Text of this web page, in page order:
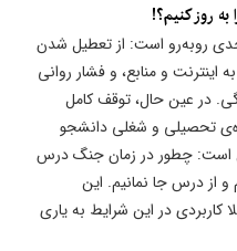
روز کنیم؟!
روبه‌رو است: از تعطیل شدن
و منابع، و فشار روانی
در عین حال، توقف کامل
تحصیلی و شغلی دانشجو
است: چطور در زمان جنگ درس
و از درس جا نمانیم. این
کاربردی در این شرایط به یاری